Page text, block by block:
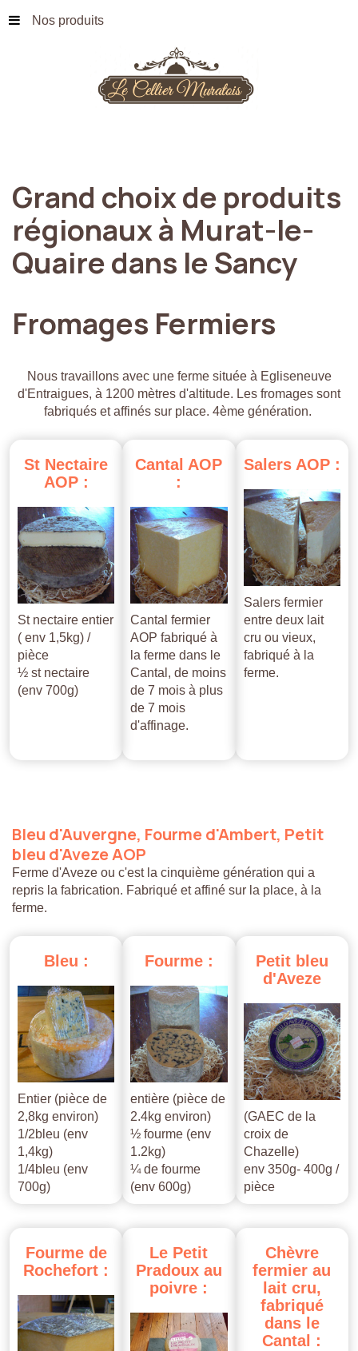
Nos produits
Grand choixde produits
régionauxà Murat-le-
Quairedans leSancy
Fromages Fermiers
Nous travaillons avec une ferme située à Egliseneuve
d'Entraigues, à 1200 mètres d'altitude. Les fromages sont
fabriqués et affinés sur place. 4ème génération.
St Nectaire
AOP :
St nectaire entier
( env 1,5kg) /
pièce
½ st nectaire
(env 700g)
Cantal AOP
:
Cantal fermier
AOP fabriqué à
la ferme dans le
Cantal, de moins
de 7 mois à plus
de 7 mois
d'affinage.
Salers AOP :
Salers fermier
entre deux lait
cru ou vieux,
fabriqué à la
ferme.
Bleu d'Auvergne, Fourmed'Ambert, Petit
bleu d'AvezeAOP
Ferme d'Aveze ou c'est la cinquième génération qui a
repris la fabrication. Fabriqué et affiné sur la place, à la
ferme.
Bleu :
Entier (pièce de
2,8kg environ)
1/2bleu (env
1,4kg)
1/4bleu (env
700g)
Fourme :
entière (pièce de
2.4kg environ)
½ fourme (env
1.2kg)
¼ de fourme
(env 600g)
Petit bleu
d'Aveze
(GAEC de la
croix de
Chazelle)
env 350g- 400g /
pièce
Fourme de
Rochefort :
Le Petit
Pradoux au
poivre :
Chèvre
fermier au
lait cru,
fabriqué
dans le
Cantal :